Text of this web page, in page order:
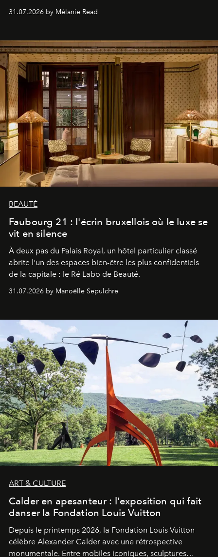
31.07.2026 by Mélanie Read
BEAUTÉ
Faubourg 21 : l'écrin bruxellois où le luxe se
vit en silence
À deux pas du Palais Royal, un hôtel particulier classé
abrite l'un des espaces bien-être les plus confidentiels
de la capitale : le Ré Labo de Beauté.
31.07.2026 by Manoëlle Sepulchre
ART & CULTURE
Calder en apesanteur : l'exposition qui fait
danser la Fondation Louis Vuitton
Depuis le printemps 2026, la Fondation Louis Vuitton
célèbre Alexander Calder avec une rétrospective
monumentale. Entre mobiles iconiques, sculptures